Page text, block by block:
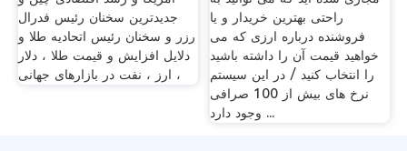
جدیدترین سخنان رئیس فدرال
رزر و سخنان رئیس اتحادیه طلا و
دلایل افزایش و قیمت طلا ، دلار
، ارز ، نفت در بازارهای جهانی
راحتی بهترین خریدار و یا
فروشنده درباره ارزی که می
خواهید قیمت آن را داشته باشید
را انتخاب کنید / در این سیستم
نرخ های بیش از 100 صرافی
وجود دارد ...